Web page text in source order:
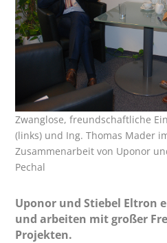
Zwanglose, freundschaftliche
(links) und Ing. Thomas Mader
Zusammenarbeit von Uponor
Pechal
Uponor und Stiebel Eltron
und arbeiten mit großer
Projekten.